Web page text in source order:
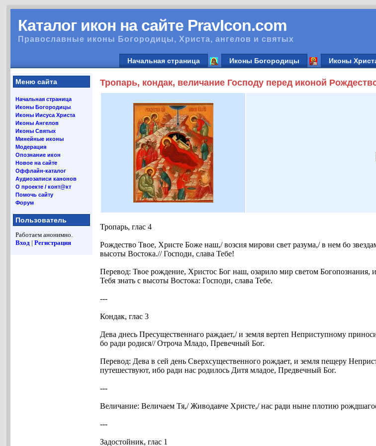
Каталог икон на сайте PravIcon.com
Православные иконы Богородицы, Христа, ангелов и святых
Начальная страница Иконы Богородицы Иконы
Меню сайта
Начальная страница
Иконы Богородицы
Иконы Иисуса Христа
Иконы Ангелов
Иконы Святых
Минейные иконы
Модерация
Опознание икон
Новое на сайте
Оффлайн-каталог
Аудиозаписи канонов
О проекте / конт@кт
Помочь сайту
Форум
Пользователь
Работаем анонимно.
Вход |Регистрация
Тропарь, кондак, величание Господу перед иконой
Тропарь, глас 4
Рождество Твое, Христе Боже наш,/ возсия мирови свет разума,/ в нем бо
высоты Востока.// Господи, слава Тебе!
Перевод: Твое рождение, Христос Бог наш, озарило мир светом
Тебя знать с высоты Востока: Господи, слава Тебе.
---
Кондак, глас 3
Дева днесь Пресущественнаго раждает,/ и земля вертеп Неприступному
бо ради родися// Отроча Младо, Превечный Бог.
Перевод: Дева в сей день Сверхсущественного рождает, и земля пещеру
путешествуют, ибо ради нас родилось Дитя младое, Предвечный Бог.
---
Величание: Величаем Тя,/ Живодавче Христе,/ нас ради ныне плотию
---
Задостойник, глас 1